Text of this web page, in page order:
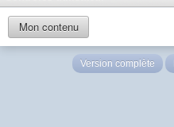
Mon contenu
Version complète